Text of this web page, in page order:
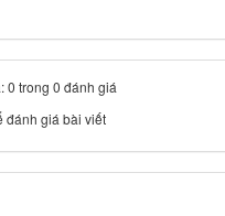
0 trong 0 đánh giá
đánh giá bài viết